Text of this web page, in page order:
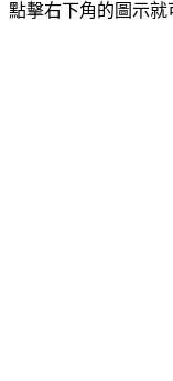
點擊右下角的圖示就